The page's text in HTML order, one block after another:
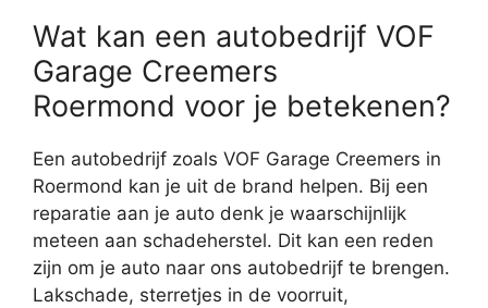
Wat kan een autobedrijf VOF
Garage Creemers
Roermond voor je betekenen?
Een autobedrijf zoals VOF Garage Creemers in
Roermond kan je uit de brand helpen. Bij een
reparatie aan je auto denk je waarschijnlijk
meteen aan schadeherstel. Dit kan een reden
zijn om je auto naar ons autobedrijf te brengen.
Lakschade, sterretjes in de voorruit,